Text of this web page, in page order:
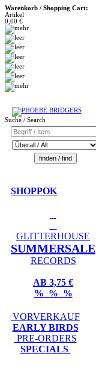
Warenkorb / Shopping Cart:
Artikel
0,00 €
Suche / Search
SHOPPOK
GLITTERHOUSE
SUMMERSALE
RECORDS
AB 3,75 €
% % %
VORVERKAUF
EARLY BIRDS
PRE-ORDERS
SPECIALS